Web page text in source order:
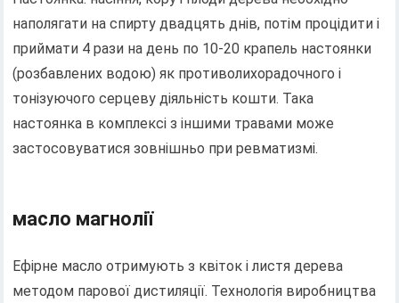
наполягати на спирту двадцять днів, потім процідити і
приймати 4 рази на день по 10-20 крапель настоянки
(розбавлених водою) як противолихорадочного і
тонізуючого серцеву діяльність кошти. Така
настоянка в комплексі з іншими травами може
застосовуватися зовнішньо при ревматизмі.
масло магнолії
Ефірне масло отримують з квіток і листя дерева
методом парової дистиляції. Технологія виробництва